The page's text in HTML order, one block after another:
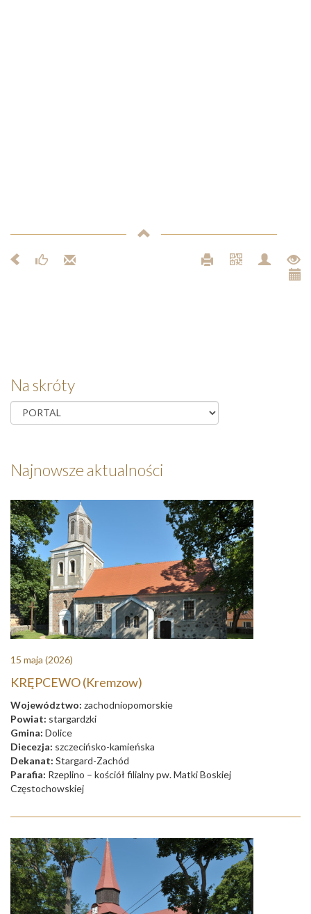
Na skróty
Najnowsze aktualności
15 maja (2026)
KRĘPCEWO (Kremzow)
Województwo: zachodniopomorskie
Powiat: stargardzki
Gmina: Dolice
Diecezja: szczecińsko-kamieńska
Dekanat: Stargard-Zachód
Parafia: Rzeplino – kościół filialny pw. Matki Boskiej
Częstochowskiej